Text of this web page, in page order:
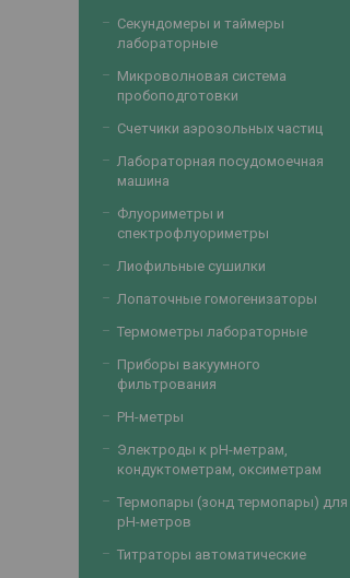
Секундомеры и таймеры
лабораторные
Микроволновая система
пробоподготовки
Счетчики аэрозольных частиц
Лабораторная посудомоечная
машина
Флуориметры и
спектрофлуориметры
Лиофильные сушилки
Лопаточные гомогенизаторы
Термометры лабораторные
Приборы вакуумного
фильтрования
PH-метры
Электроды к рН-метрам,
кондуктометрам, оксиметрам
Термопары (зонд термопары) для
рН-метров
Титраторы автоматические